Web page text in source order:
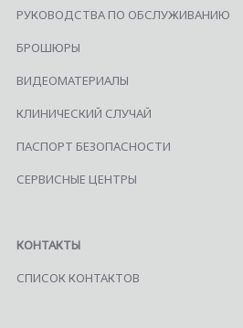
РУКОВОДСТВА ПО ОБСЛУЖИВАНИЮ
БРОШЮРЫ
ВИДЕОМАТЕРИАЛЫ
КЛИНИЧЕСКИЙ СЛУЧАЙ
ПАСПОРТ БЕЗОПАСНОСТИ
СЕРВИСНЫЕ ЦЕНТРЫ
КОНТАКТЫ
СПИСОК КОНТАКТОВ